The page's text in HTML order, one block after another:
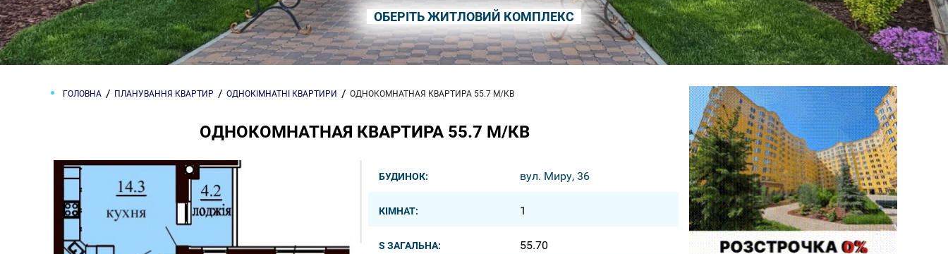
ОБЕРІТЬ ЖИТЛОВИЙ КОМПЛЕКС
ГОЛОВНА ПЛАНУВАННЯ КВАРТИР ОДНОКІМНАТНІ КВАРТИРИ ОДНОКОМНАТНАЯ КВАРТИРА 55.7 М/КВ
ОДНОКОМНАТНАЯ КВАРТИРА 55.7 М/КВ
БУДИНОК: вул. Миру, 36
КІМНАТ: 1
S ЗАГАЛЬНА: 55.70